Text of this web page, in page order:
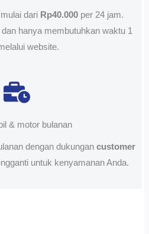
dari Rp40.000 per 24 jam.
hanya membutuhkan waktu 1
website.
& motor bulanan
dengan dukungan customer
untuk kenyamanan Anda.